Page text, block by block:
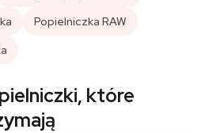
Popielniczka RAW
które